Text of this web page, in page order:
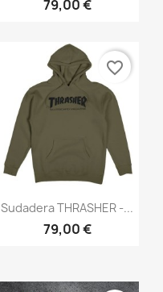
79,00 €
Vista rápida
Sudadera THRASHER -...
79,00 €
favorite_border